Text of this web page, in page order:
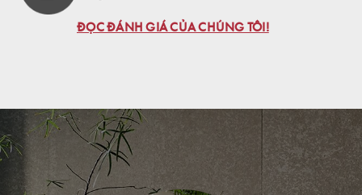
ĐỌC ĐÁNH GIÁ CỦA CHÚNG TÔI!